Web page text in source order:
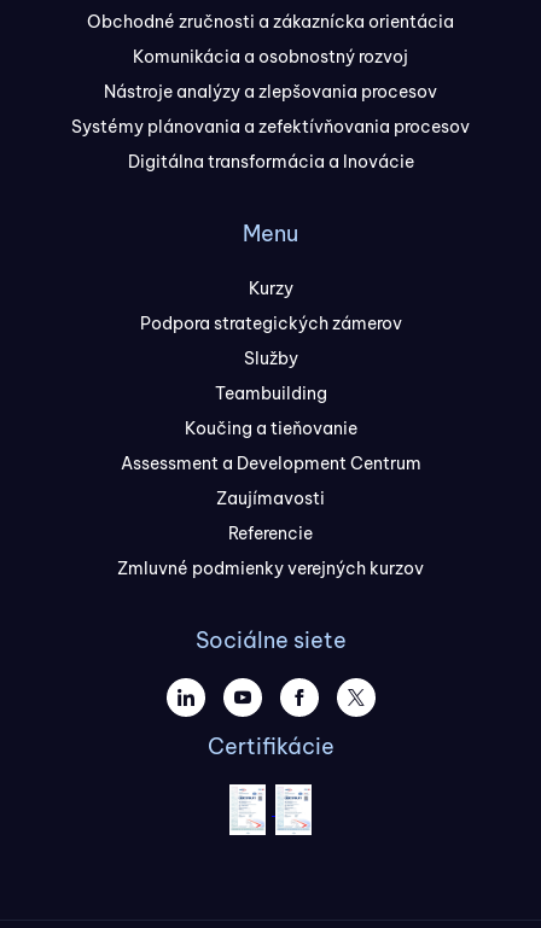
Obchodné zručnosti a zákaznícka orientácia
Komunikácia a osobnostný rozvoj
Nástroje analýzy a zlepšovania procesov
Systémy plánovania a zefektívňovania procesov
Digitálna transformácia a Inovácie
Menu
Kurzy
Podpora strategických zámerov
Služby
Teambuilding
Koučing a tieňovanie
Assessment a Development Centrum
Zaujímavosti
Referencie
Zmluvné podmienky verejných kurzov
Sociálne siete
Certifikácie